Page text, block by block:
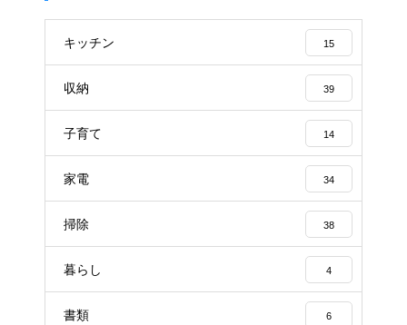
キッチン 15
収納 39
子育て 14
家電 34
掃除 38
暮らし 4
書類 6